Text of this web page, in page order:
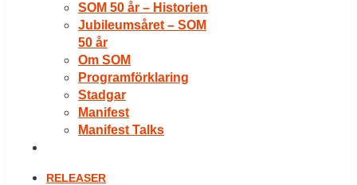
SOM 50 år – Historien
Jubileumsåret – SOM
50 år
Om SOM
Programförklaring
Stadgar
Manifest
Manifest Talks
RELEASER